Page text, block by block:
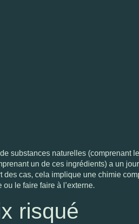
substances naturelles (comprenant
un de ces ingrédients) a un
cas, cela implique une chimie
le faire faire à l’externe.
risqué